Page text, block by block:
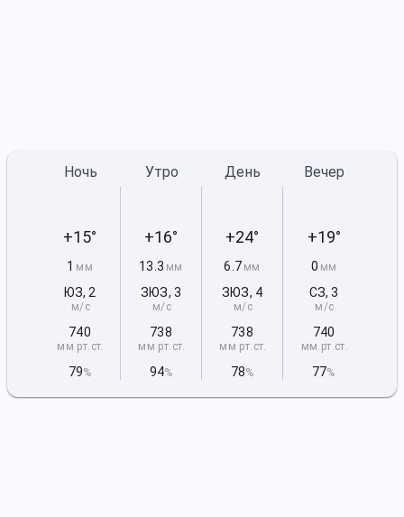
Ночь
+15°
1 мм
ЮЗ, 2
м/с
740
мм рт.ст.
79%
Утро
+16°
13.3 мм
ЗЮЗ, 3
м/с
738
мм рт.ст.
94%
День
+24°
6.7 мм
ЗЮЗ, 4
м/с
738
мм рт.ст.
78%
Вечер
+19°
0 мм
СЗ,3
м/с
740
мм рт.ст.
77%